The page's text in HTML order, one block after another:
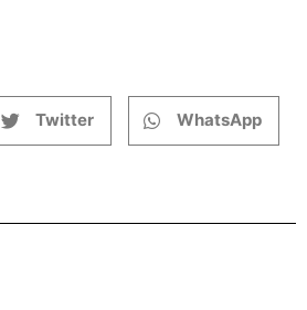
Twitter WhatsApp